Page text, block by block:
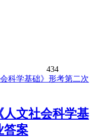
434
人文社会科学基
答案